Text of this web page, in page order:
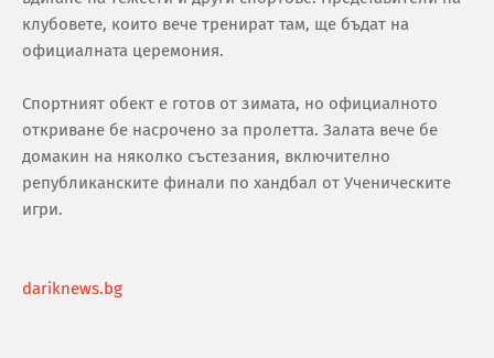
клубовете, които вече тренират там, ще бъдат на
официалната церемония.
Спортният обект е готов от зимата, но официалното
откриване бе насрочено за пролетта. Залата вече бе
домакин на няколко състезания, включително
републиканските финали по хандбал от Ученическите
игри.
dariknews.bg